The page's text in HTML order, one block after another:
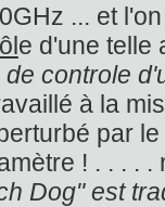
... et
e d'une telle
de controle
à la
par
! . . . .
Dog" est